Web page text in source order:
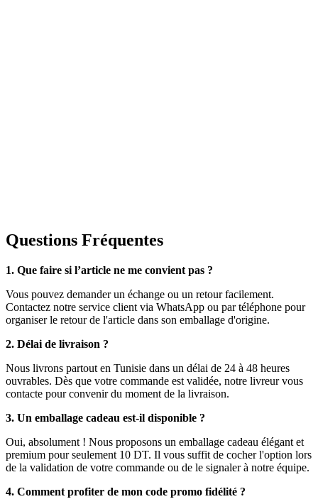
Questions Fréquentes
1. Que faire si l’article ne me convient pas ?
Vous pouvez demander un échange ou un retour facilement.
Contactez notre service client via WhatsApp ou par téléphone pour
organiser le retour de l'article dans son emballage d'origine.
2. Délai de livraison ?
Nous livrons partout en Tunisie dans un délai de 24 à 48 heures
ouvrables. Dès que votre commande est validée, notre livreur vous
contacte pour convenir du moment de la livraison.
3. Un emballage cadeau est-il disponible ?
Oui, absolument ! Nous proposons un emballage cadeau élégant et
premium pour seulement 10 DT. Il vous suffit de cocher l'option lors
de la validation de votre commande ou de le signaler à notre équipe.
4. Comment profiter de mon code promo fidélité ?